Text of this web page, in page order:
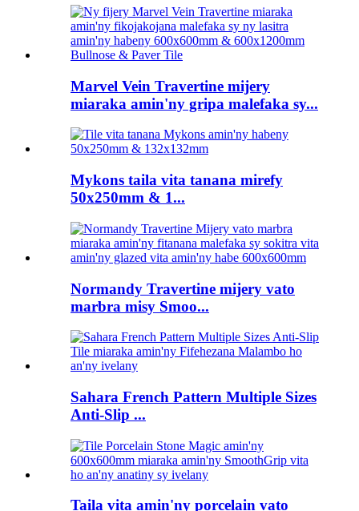
Marvel Vein Travertine mijery
miaraka amin'ny gripa malefaka sy...
Mykons taila vita tanana mirefy
50x250mm & 1...
Normandy Travertine mijery vato
marbra misy Smoo...
Sahara French Pattern Multiple Sizes
Anti-Slip ...
Taila vita amin'ny porcelain vato